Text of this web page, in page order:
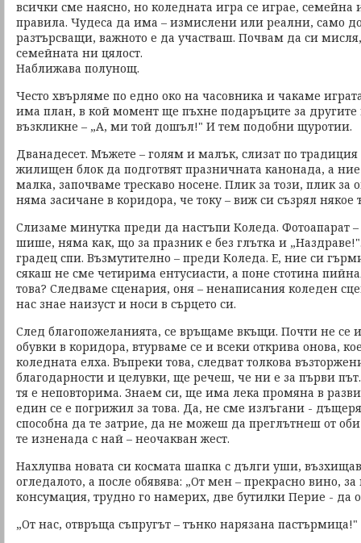
всички сме наясно, но коледната игра се играе, семейна
правила. Чудеса да има – измислени или реални, само
разтърсващи, важното е да участваш. Почвам да си
семейната ни цялост.
Наближава полунощ.
Често хвърляме по едно око на часовника и чакаме
има план, в кой момент ще пъхне подаръците за другите
възкликне – „А, ми той дошъл!" И тем подобни щуротии.
Дванадесет. Мъжете – голям и малък, слизат по
жилищен блок да подготвят празничната канонада, а
малка, започваме трескаво носене. Плик за този, плик за
няма засичане в коридора, че току – виж си съзрял някое
Слизаме минутка преди да настъпи Коледа. Фотоапарат
шише, няма как, що за празник е без глътка и
градец спи. Възмутително – преди Коледа. Е, ние си
сякаш не сме четирима ентусиасти, а поне стотина
това? Следваме сценария, оня – ненаписания коледен
нас знае наизуст и носи в сърцето си.
След благопожеланията, се връщаме вкъщи. Почти не се
обувки в коридора, втурваме се и всеки открива онова,
коледната елха. Въпреки това, следват толкова
благодарности и целувки, ще речеш, че ни е за първи
тя е неповторима. Знаем си, ще има лека промяна в
един се е погрижил за това. Да, не сме излъгани -
способна да те затрие, да не можеш да преглътнеш от
те изненада с най – неочакван жест.
Нахлупва новата си космата шапка с дълги уши,
огледалото, а после обявява: „От мен – прекрасно вино,
консумация, трудно го намерих, две бутилки Перие - да
„От нас, отвръща съпругът – тънко нарязана пастърмица!"